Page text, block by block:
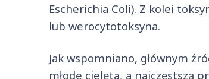
Escherichia Coli). Z kolei
lub werocytotoksyna.
Jak wspomniano, głównym
młode cielęta, a najczęstszą